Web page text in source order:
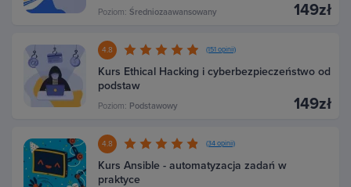
Poziom: Średniozaawansowany 149zł
4.8 (151 opinii)
Kurs Ethical Hacking i cyberbezpieczeństwo od
podstaw
Poziom: Podstawowy 149zł
4.8 (34 opinii)
Kurs Ansible - automatyzacja zadań w
praktyce